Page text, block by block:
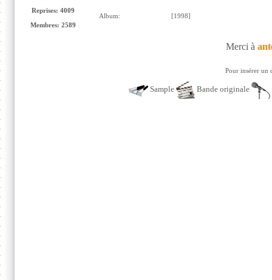
Reprises: 4009
Membres: 2589
Album: [1998]
Merci à
Pour insérer un
Sample Bande originale